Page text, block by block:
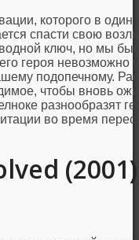
которого в
спасти свою
ключ, но мы
героя невозможно
подопечному.
чтобы вновь
разнообразят
во время
(2001)